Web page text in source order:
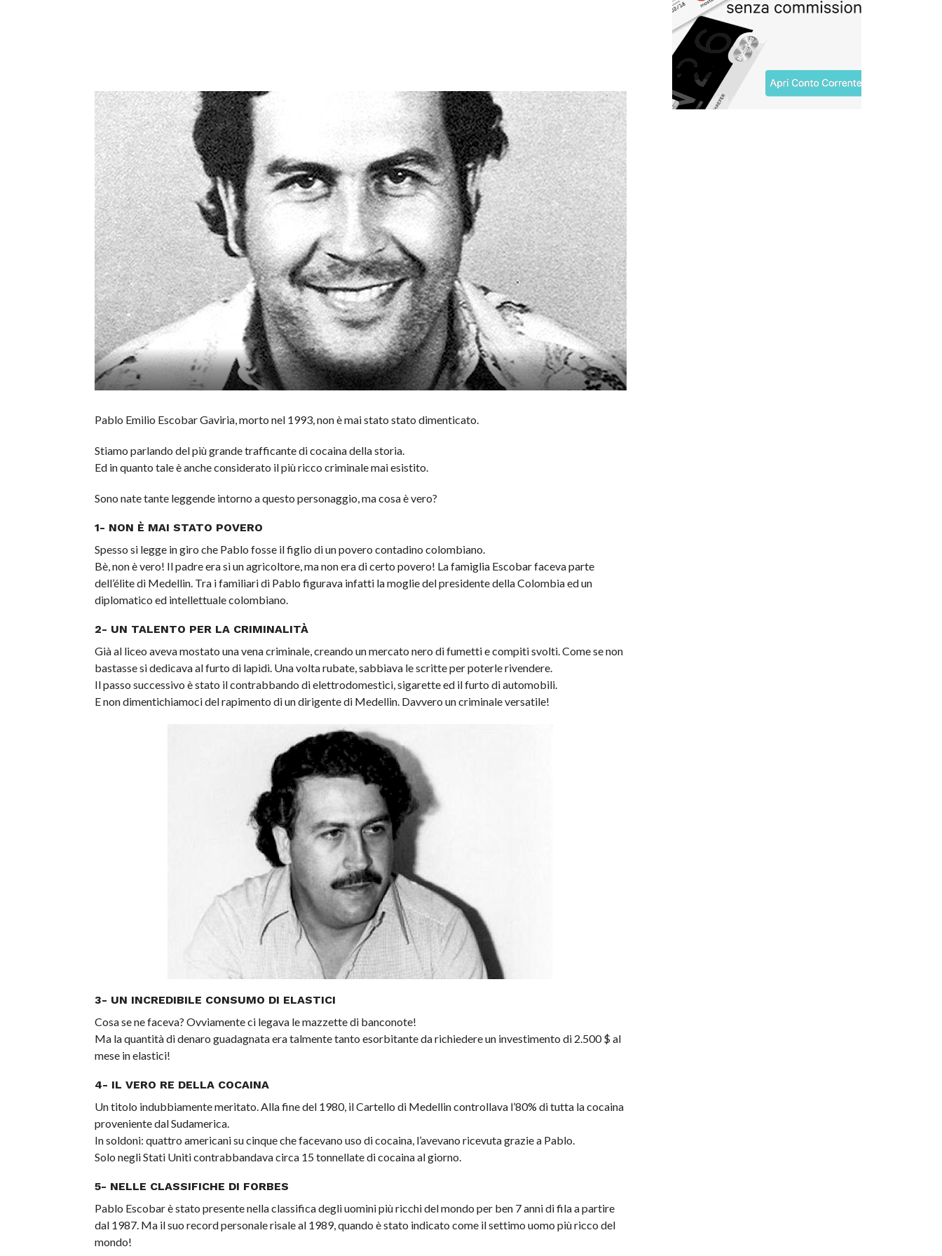
Pablo Emilio Escobar Gaviria, morto nel 1993, non è mai stato stato dimenticato.
Stiamo parlando del più grande trafficante di cocaina della storia.
Ed in quanto tale è anche considerato il più ricco criminale mai esistito.
Sono nate tante leggende intorno a questo personaggio, ma cosa è vero?
1- NON È MAI STATO POVERO
Spesso si legge in giro che Pablo fosse il figlio di un povero contadino colombiano.
Bè, non è vero! Il padre era sì un agricoltore, ma non era di certo povero! La famiglia Escobar faceva parte
dell’élite di Medellin. Tra i familiari di Pablo figurava infatti la moglie del presidente della Colombia ed un
diplomatico ed intellettuale colombiano.
2- UN TALENTO PER LA CRIMINALITÀ
Già al liceo aveva mostato una vena criminale, creando un mercato nero di fumetti e compiti svolti. Come se non
bastasse si dedicava al furto di lapidi. Una volta rubate, sabbiava le scritte per poterle rivendere.
Il passo successivo è stato il contrabbando di elettrodomestici, sigarette ed il furto di automobili.
E non dimentichiamoci del rapimento di un dirigente di Medellin. Davvero un criminale versatile!
3- UN INCREDIBILE CONSUMO DI ELASTICI
Cosa se ne faceva? Ovviamente ci legava le mazzette di banconote!
Ma la quantità di denaro guadagnata era talmente tanto esorbitante da richiedere un investimento di 2.500 $ al
mese in elastici!
4- IL VERO RE DELLA COCAINA
Un titolo indubbiamente meritato. Alla fine del 1980, il Cartello di Medellin controllava l’80% di tutta la cocaina
proveniente dal Sudamerica.
In soldoni: quattro americani su cinque che facevano uso di cocaina, l’avevano ricevuta grazie a Pablo.
Solo negli Stati Uniti contrabbandava circa 15 tonnellate di cocaina al giorno.
5- NELLE CLASSIFICHE DI FORBES
Pablo Escobar è stato presente nella classifica degli uomini più ricchi del mondo per ben 7 anni di fila a partire
dal 1987. Ma il suo record personale risale al 1989, quando è stato indicato come il settimo uomo più ricco del
mondo!